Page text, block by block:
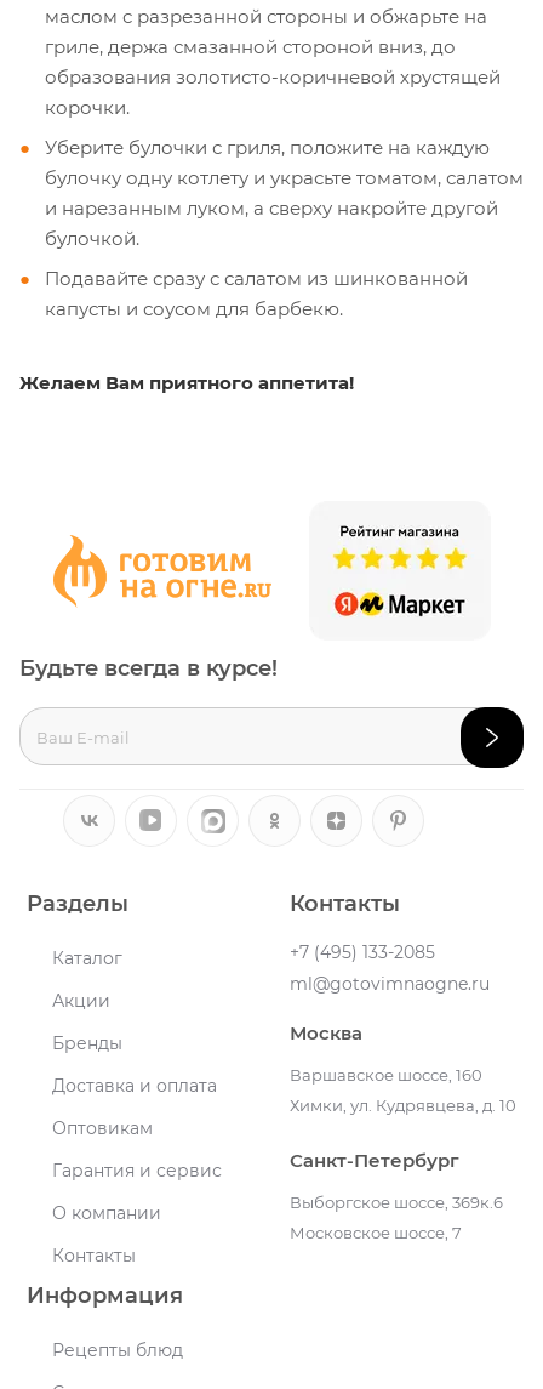
маслом с разрезанной стороны и обжарьте на
гриле, держа смазанной стороной вниз, до
образования золотисто-коричневой хрустящей
корочки.
Уберите булочки с гриля, положите на каждую
булочку одну котлету и украсьте томатом, салатом
и нарезанным луком, а сверху накройте другой
булочкой.
Подавайте сразу с салатом из шинкованной
капусты и соусом для барбекю.
Желаем Вам приятного аппетита!
Разделы
Каталог
Акции
Бренды
Доставка и оплата
Оптовикам
Гарантия и сервис
О компании
Контакты
Информация
Рецепты блюд
Контакты
+7 (495) 133-2085
ml@gotovimnaogne.ru
Москва
Варшавское шоссе, 160
Химки, ул. Кудрявцева, д. 10
Санкт-Петербург
Выборгское шоссе, 369к.6
Московское шоссе, 7
Будьте всегда в курсе!